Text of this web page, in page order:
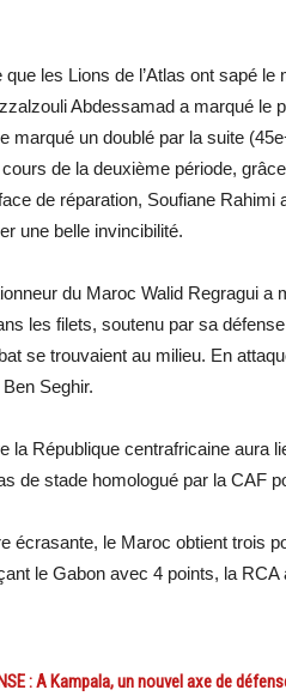
que les Lions de l’Atlas ont sapé
Abdessamad a marqué le
marqué un doublé par la suite
de la deuxième période,
de réparation, Soufiane
une belle invincibilité.
du Maroc Walid Regragui a
les filets, soutenu par sa
se trouvaient au milieu. En
Seghir.
la République centrafricaine aura
de stade homologué par la CAF
écrasante, le Maroc obtient trois
le Gabon avec 4 points, la
: A Kampala, un nouvel axe de